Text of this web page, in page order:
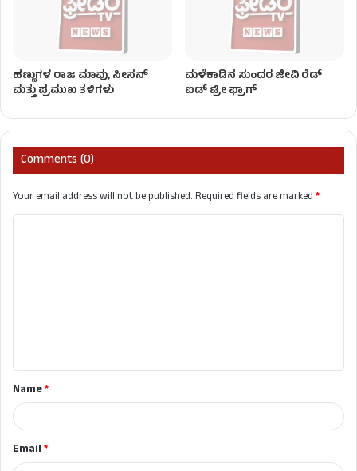
ಹಣ್ಣುಗಳ ರಾಜ ಮಾವು, ಸೀಸನ್
ಮತ್ತು ಪ್ರಮುಖ ತಳಿಗಳು
ಮಳೆಕಾಡಿನ ಸುಂದರ ಜೀವಿ ರೆಡ್
ಐಡ್ ಟ್ರೀ ಫ್ರಾಗ್
Comments (0)
Your email address will not be published.Required fields are marked*
t
*Name*
Email*